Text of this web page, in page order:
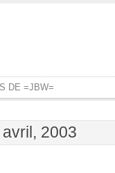
DE =JBW=
2003